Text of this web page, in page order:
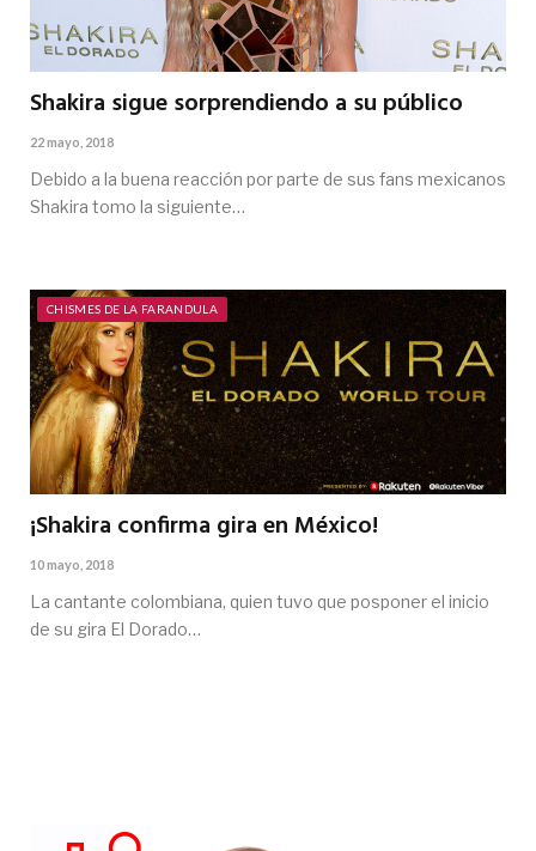
Shakira sigue sorprendiendo a su público
22 mayo, 2018
Debido a la buena reacción por parte de sus fans mexicanos
Shakira tomo la siguiente…
CHISMES DE LA FARANDULA
¡Shakira confirma gira en México!
10 mayo, 2018
La cantante colombiana, quien tuvo que posponer el inicio
de su gira El Dorado…